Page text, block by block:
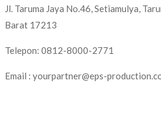
Jl. Taruma Jaya No.46, Setiamulya,
Barat 17213
Telepon: 0812-8000-2771
Email : yourpartner@eps-